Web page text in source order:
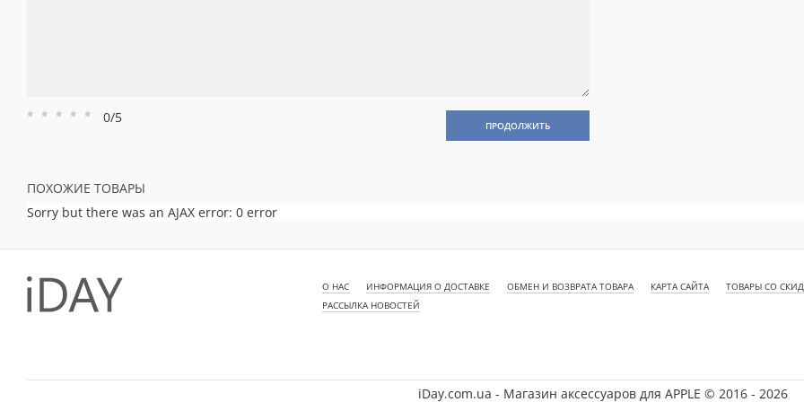
Рейтинг
Рейтинг
Рейтинг
Рейтинг
Рейтинг
0/5 ПРОДОЛЖИТЬ
ПОХОЖИЕ ТОВАРЫ
Sorry but there was an AJAX error: 0 error
О НАС ИНФОРМАЦИЯ О ДОСТАВКЕ ОБМЕН И ВОЗВРАТА ТОВАРА КАРТА САЙТА
ТОВАРЫ СО
РАССЫЛКА НОВОСТЕЙ
iDay.com.ua - Магазин аксессуаров для APPLE © 2016 - 2026